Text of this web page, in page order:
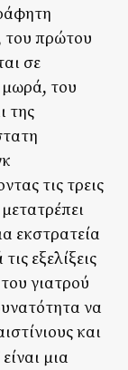
πρώτου
σε
μωρά, του
της
τις τρεις
εκστρατεία
εξελίξεις
γιατρού
να
και
είναι μια